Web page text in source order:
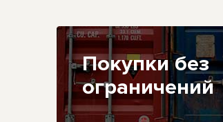
Покупки без
ограничений